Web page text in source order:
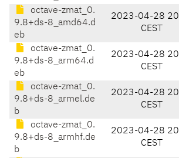
octave-zmat_0.
9.8+ds-8_amd64.d
eb
2023-04-28
CEST
octave-zmat_0.
9.8+ds-8_arm64.d
eb
2023-04-28
CEST
octave-zmat_0.
9.8+ds-8_armel.de
b
2023-04-28
CEST
octave-zmat_0.
9.8+ds-8_armhf.de
b
2023-04-28
CEST